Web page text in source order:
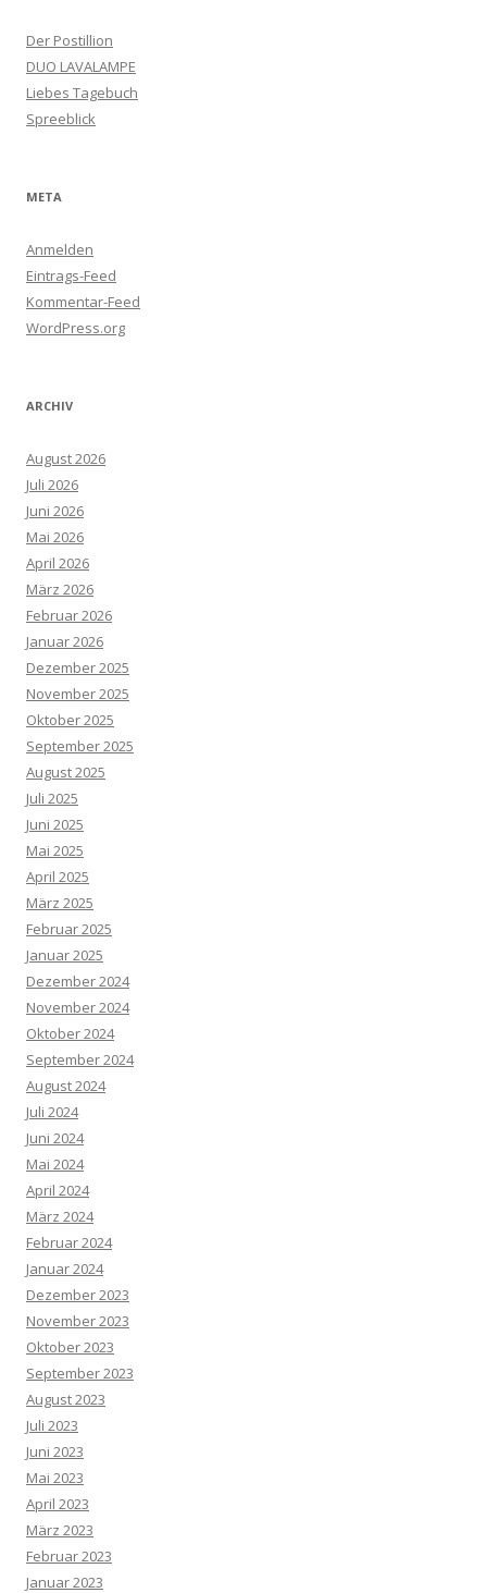
Der Postillion
DUO LAVALAMPE
Liebes Tagebuch
Spreeblick
META
Anmelden
Eintrags-Feed
Kommentar-Feed
WordPress.org
ARCHIV
August 2026
Juli 2026
Juni 2026
Mai 2026
April 2026
März 2026
Februar 2026
Januar 2026
Dezember 2025
November 2025
Oktober 2025
September 2025
August 2025
Juli 2025
Juni 2025
Mai 2025
April 2025
März 2025
Februar 2025
Januar 2025
Dezember 2024
November 2024
Oktober 2024
September 2024
August 2024
Juli 2024
Juni 2024
Mai 2024
April 2024
März 2024
Februar 2024
Januar 2024
Dezember 2023
November 2023
Oktober 2023
September 2023
August 2023
Juli 2023
Juni 2023
Mai 2023
April 2023
März 2023
Februar 2023
Januar 2023